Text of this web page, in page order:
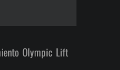
Olympic Lift